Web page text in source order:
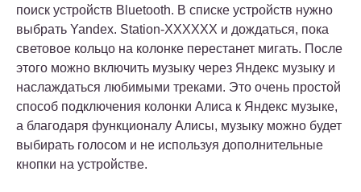
поиск устройств Bluetooth. В списке устройств нужно
выбрать Yandex. Station-XXXXXX и дождаться, пока
световое кольцо на колонке перестанет мигать. После
этого можно включить музыку через Яндекс музыку и
наслаждаться любимыми треками. Это очень простой
способ подключения колонки Алиса к Яндекс музыке,
а благодаря функционалу Алисы, музыку можно будет
выбирать голосом и не используя дополнительные
кнопки на устройстве.